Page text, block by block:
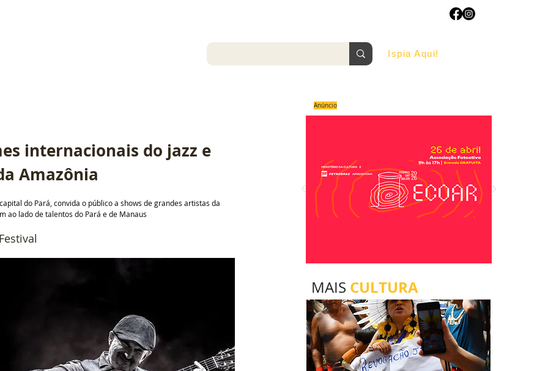
Ispia Aqui!
internacionais do jazz e
Amazônia
do Pará, convida o público a shows de grandes artistas da
ao lado de talentos do Pará e de Manaus
Anúncio
MAIS CULTURA